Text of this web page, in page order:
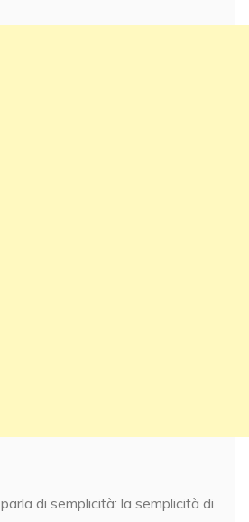
parla di semplicità: la semplicità di